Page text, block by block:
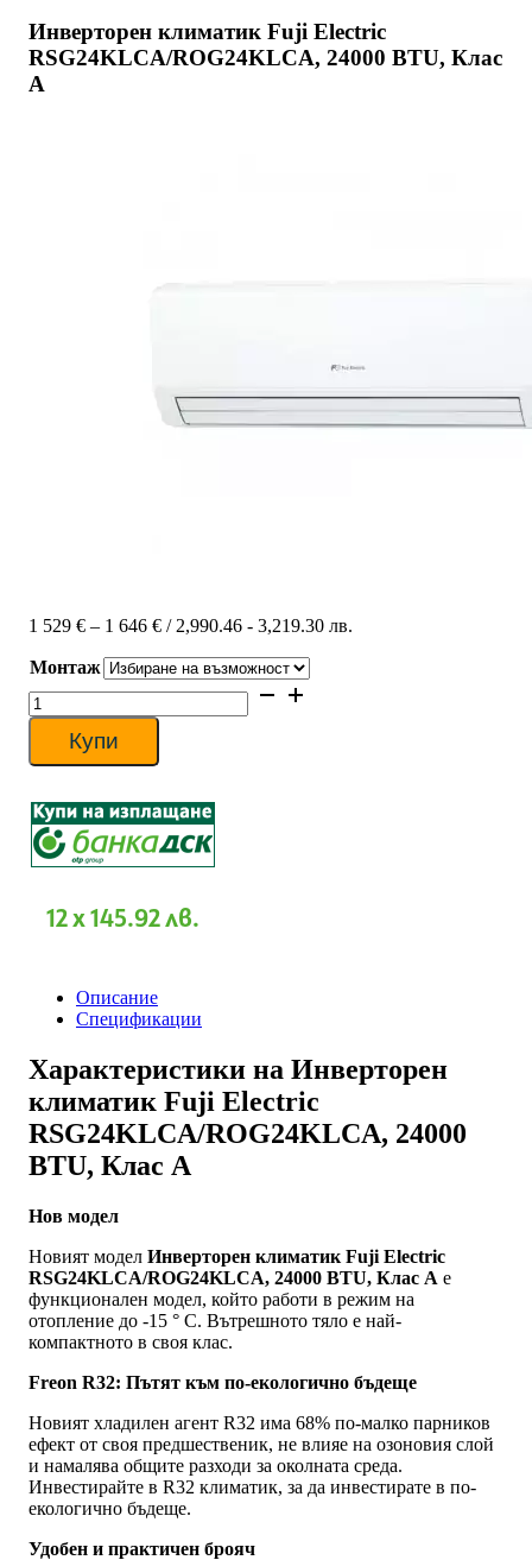
Инверторен климатик Fuji Electric
RSG24KLCA/ROG24KLCA, 24000 BTU, Клас
A
1 529 € – 1 646 €Price
1
529 €
/ 2,990.46 - 3,219.30 лв.
Монтаж
количество
за
Инверторен
климатик
RSG24KLCA/ROG24KLCA,
24000
BTU,
Купи
12 x 145.92 лв.
Описание
Спецификации
Характеристики на Инверторен
климатик Fuji Electric
RSG24KLCA/ROG24KLCA, 24000
BTU, Клас A
Нов модел
Новият модел Инверторен климатик Fuji Electric
RSG24KLCA/ROG24KLCA, 24000 BTU, Клас A е
функционален модел, който работи в режим на
отопление до -15 ° C. Вътрешното тяло е най-
компактното в своя клас.
Freon R32: Пътят към по-екологично бъдеще
Новият хладилен агент R32 има 68% по-малко парников
ефект от своя предшественик, не влияе на озоновия слой
и намалява общите разходи за околната среда.
Инвестирайте в R32 климатик, за да инвестирате в по-
екологично бъдеще.
Удобен и практичен брояч